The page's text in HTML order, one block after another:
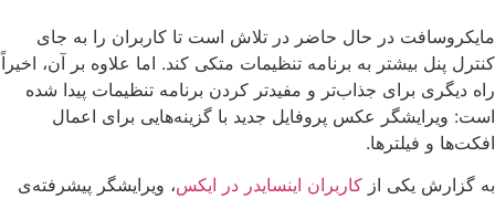
در حال حاضر در تلاش است تا کاربران را به جای
پنل بیشتر به برنامه تنظیمات متکی کند. اما علاوه بر آن، اخیراً
دیگری برای جذاب‌تر و مفیدتر کردن برنامه تنظیمات پیدا شده
ویرایشگر عکس پروفایل جدید با گزینه‌هایی برای اعمال
و فیلترها.
گزارش یکی از کاربران اینسایدر در ایکس ، ویرایشگر پیشرفته‌ی